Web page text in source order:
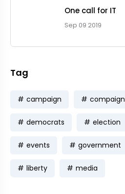
One call for IT
Sep 09 2019
Tag
campaign compaign
democrats election
events government
liberty media